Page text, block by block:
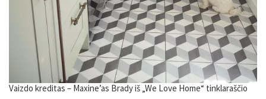
Vaizdo kreditas – Maxine’as Brady iš „We Love Home“ tinklaraščio